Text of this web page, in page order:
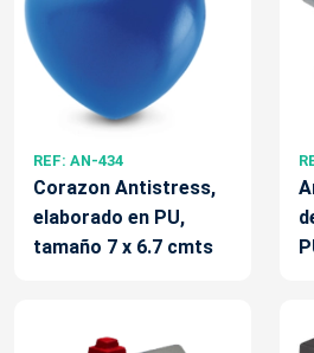
REF: AN-434
Corazon Antistress,
elaborado en PU,
tamaño 7 x 6.7 cmts